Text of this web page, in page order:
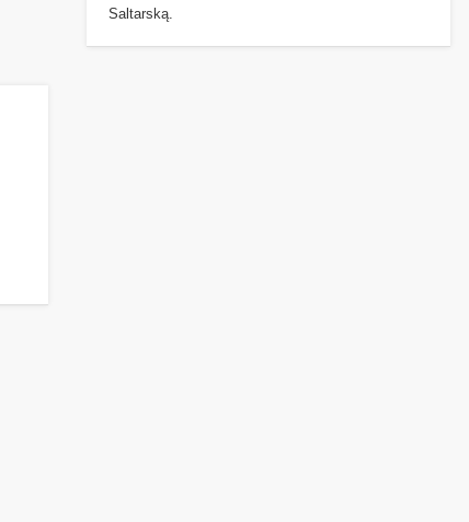
Saltarską.